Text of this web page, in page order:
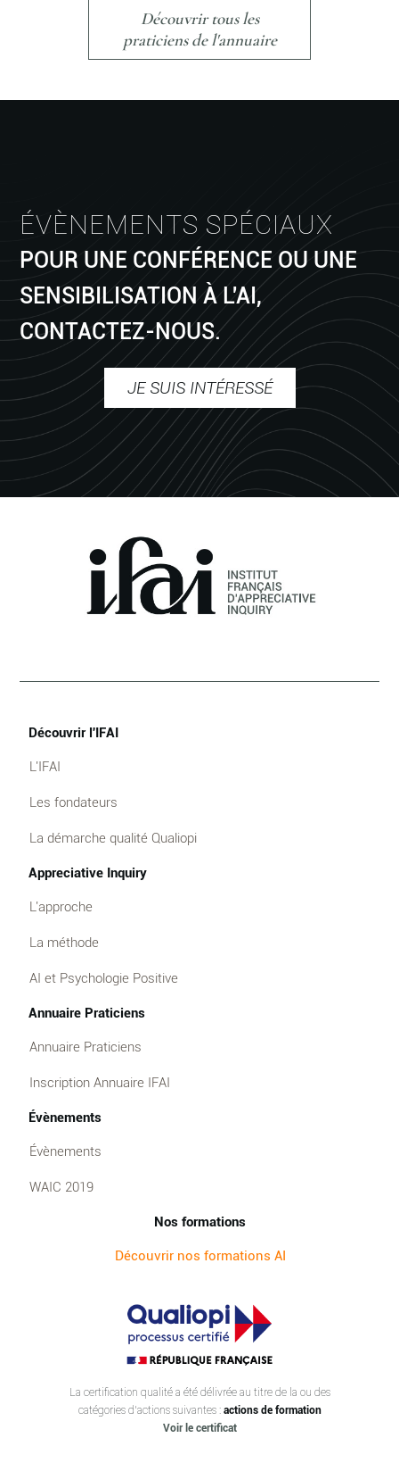
Découvrir tous les
praticiens de l'annuaire
ÉVÈNEMENTS SPÉCIAUX
POUR UNE CONFÉRENCE OU UNE
SENSIBILISATION À L'AI,
CONTACTEZ-NOUS.
JE SUIS INTÉRESSÉ
Découvrir l'IFAI
L'IFAI
Les fondateurs
La démarche qualité Qualiopi
Appreciative Inquiry
L'approche
La méthode
AI et Psychologie Positive
Annuaire Praticiens
Annuaire Praticiens
Inscription Annuaire IFAI
Évènements
Évènements
WAIC 2019
Nos formations
Découvrir nos formations AI
La certification qualité a été délivrée au titre de la ou des
catégories d’actions suivantes :actions de formation
Voir le certificat